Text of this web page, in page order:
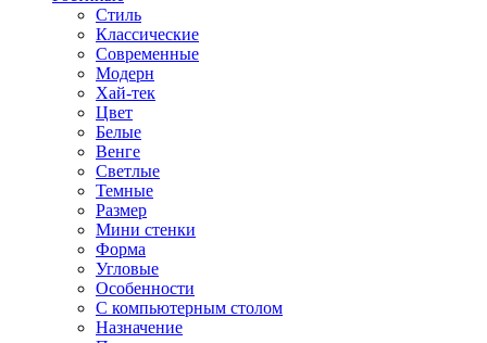
Стиль
Классические
Современные
Модерн
Хай-тек
Цвет
Белые
Венге
Светлые
Темные
Размер
Мини стенки
Форма
Угловые
Особенности
С компьютерным столом
Назначение